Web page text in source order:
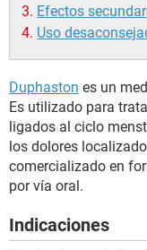
Efectos
Uso
Duphaston es un
Es utilizado para
ligados al ciclo
los dolores
comercializado en
por vía oral.
Indicaciones